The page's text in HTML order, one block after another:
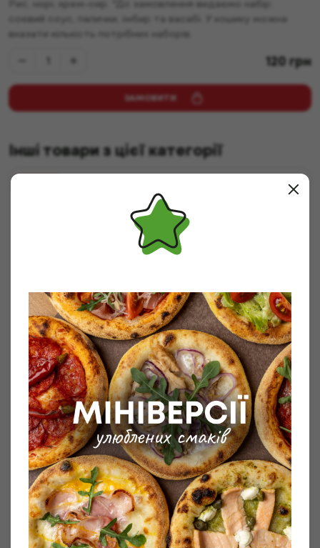
Рис, норі, крем-сир. *До замовлення видаємо набір:
соєвий соус, палички, імбир та васабі. У кошику можна
вказати кількість потрібних наборів.
120грн
ЗАМОВИТИ
Інші товари з цієї категорії
Рол з тунцем та кабачком
Рис, крем-сир, тунець печений, норі, кабачок, соус аля
песто.